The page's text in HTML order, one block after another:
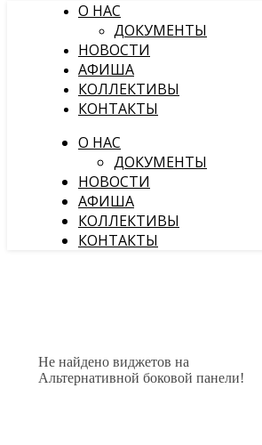
О НАС
ДОКУМЕНТЫ
НОВОСТИ
АФИША
КОЛЛЕКТИВЫ
КОНТАКТЫ
О НАС
ДОКУМЕНТЫ
НОВОСТИ
АФИША
КОЛЛЕКТИВЫ
КОНТАКТЫ
Не найдено виджетов на
Альтернативной боковой панели!